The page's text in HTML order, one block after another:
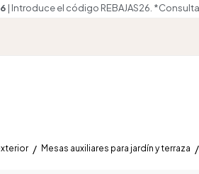
| Introduce el código REBAJAS26.
Mesas auxiliares para jardín y terraza